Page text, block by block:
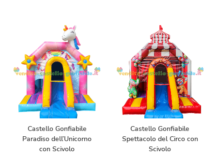
Castello Gonfiabile
Paradiso dell’Unicorno
con Scivolo
Castello Gonfiabile
Spettacolo del Circo con
Scivolo